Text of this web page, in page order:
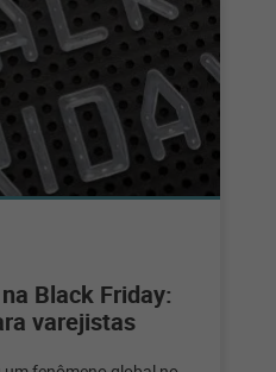
Black Friday:
varejistas